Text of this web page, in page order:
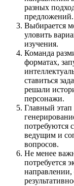
разных
предложений.
Выбирается
уловить
изучения.
Команда
форматах,
ставиться
решали
персонажи.
Главный
потребуются
ведущим и
вопросов.
Не менее
потребуется
направлении,